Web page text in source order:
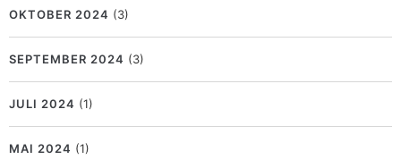
OKTOBER 2024 (3)
SEPTEMBER 2024 (3)
JULI 2024 (1)
MAI 2024 (1)